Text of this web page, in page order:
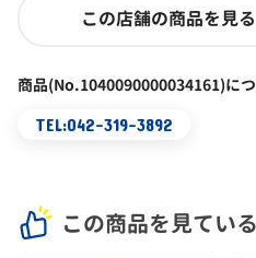
この店舗の商品を見る
商品(No.1040090000034161)に
TEL:042-319-3892
この商品を見てい